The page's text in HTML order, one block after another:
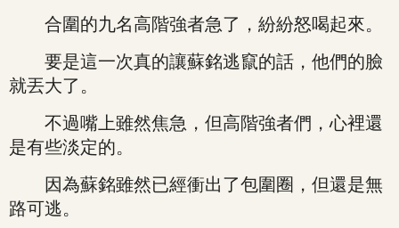
合圍的九名高階強者急了，紛紛怒喝起來。
要是這一次真的讓蘇銘逃竄的話，他們的臉
就丟大了。
不過嘴上雖然焦急，但高階強者們，心裡還
是有些淡定的。
因為蘇銘雖然已經衝出了包圍圈，但還是無
路可逃。